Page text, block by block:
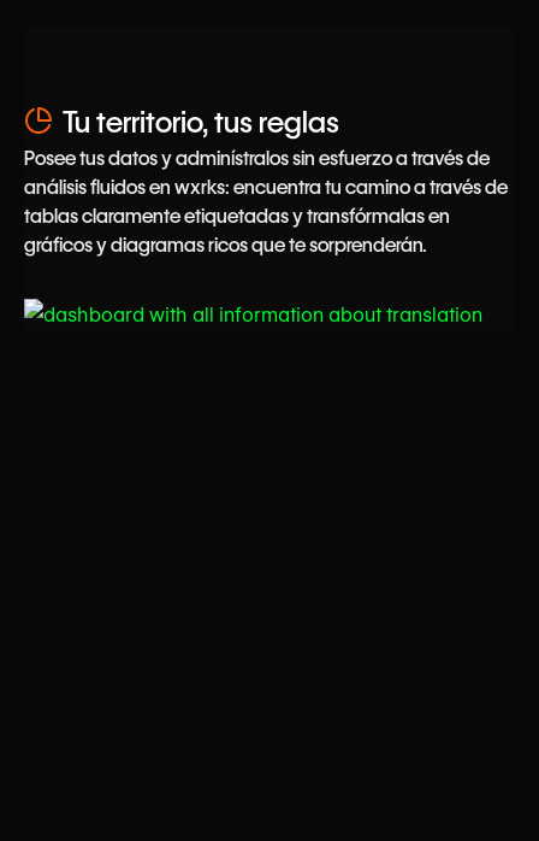
Tu territorio, tus reglas
Posee tus datos y adminístralos sin esfuerzo a través de
análisis fluidos en wxrks: encuentra tu camino a través de
tablas claramente etiquetadas y transfórmalas en
gráficos y diagramas ricos que te sorprenderán.